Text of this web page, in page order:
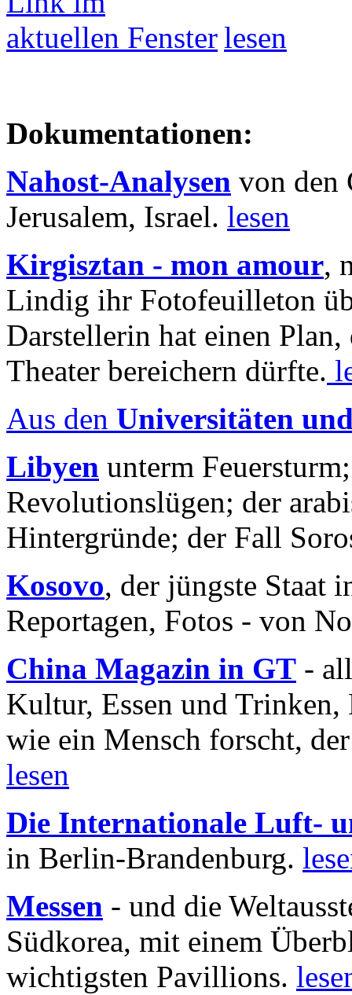
lesen
Dokumentationen:
Nahost-Analysen von den
Jerusalem, Israel. lesen
Kirgisztan - mon amour,
Lindig ihr Fotofeuilleton
Darstellerin hat einen Plan,
Theater bereichern dürfte.
Aus den Universitäten
Libyen unterm
Revolutionslügen; der
Hintergründe; der Fall
Kosovo, der jüngste Staat
Reportagen, Fotos - von
China Magazin in GT -
Kultur, Essen und
wie ein Mensch forscht,
lesen
Die Internationale Luft-
in Berlin-Brandenburg.
Messen - und die
Südkorea, mit einem
wichtigsten Pavillions.